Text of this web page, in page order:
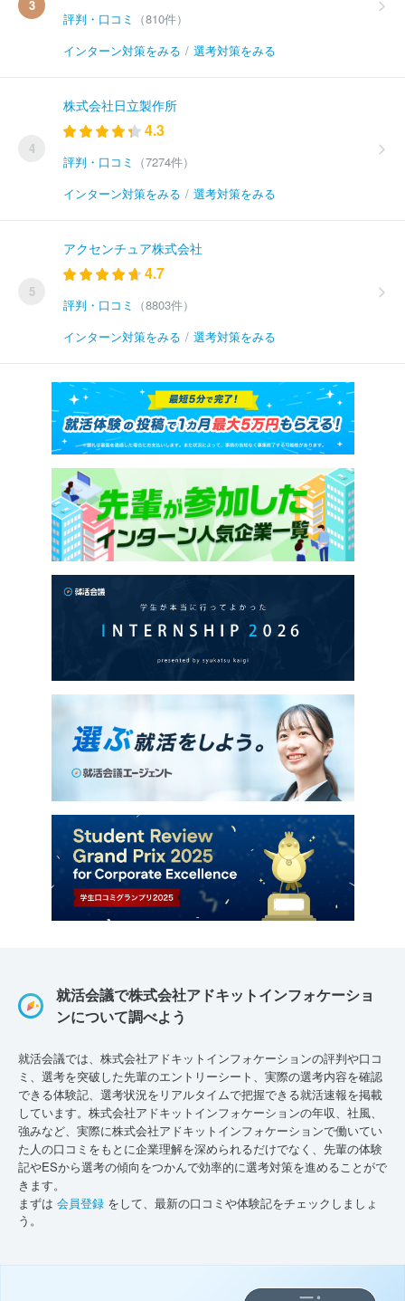
3
評判・口コミ
（810件）
インターン対策をみる / 選考対策をみる
4
株式会社日立製作所
4.3
評判・口コミ
（7274件）
インターン対策をみる / 選考対策をみる
5
アクセンチュア株式会社
4.7
評判・口コミ
（8803件）
インターン対策をみる / 選考対策をみる
就活会議で株式会社アドキットインフォケーショ
ンについて調べよう
就活会議では、株式会社アドキットインフォケーションの評判や口コ
ミ、選考を突破した先輩のエントリーシート、実際の選考内容を確認
できる体験記、選考状況をリアルタイムで把握できる就活速報を掲載
しています。株式会社アドキットインフォケーションの年収、社風、
強みなど、実際に株式会社アドキットインフォケーションで働いてい
た人の口コミをもとに企業理解を深められるだけでなく、先輩の体験
記やESから選考の傾向をつかんで効率的に選考対策を進めることがで
きます。
まずは 会員登録 をして、最新の口コミや体験記をチェックしましょ
う。